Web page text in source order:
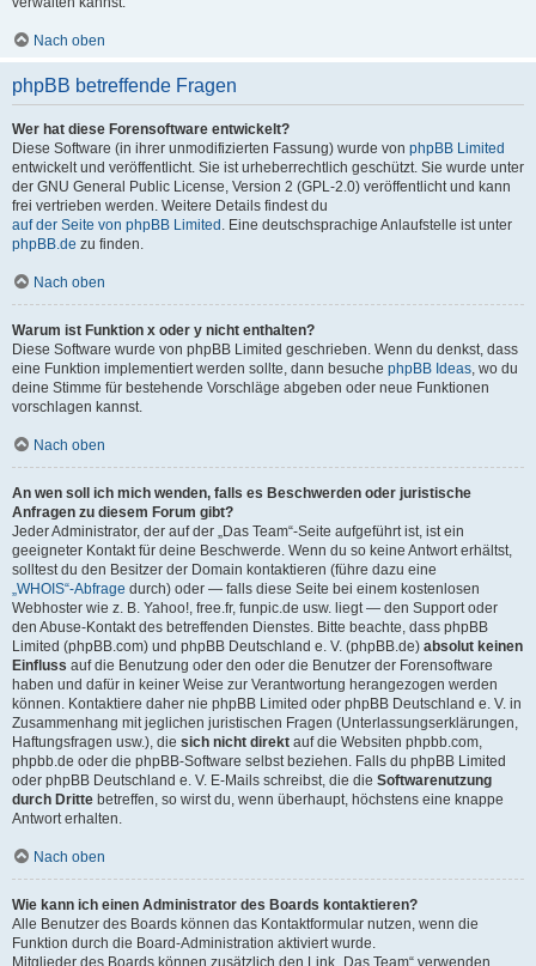
Nach oben
phpBB betreffende Fragen
Wer hat diese Forensoftware entwickelt?
Diese Software (in ihrer unmodifizierten Fassung) wurde von phpBB Limited
entwickelt und veröffentlicht. Sie ist urheberrechtlich geschützt. Sie wurde unter
der GNU General Public License, Version 2 (GPL-2.0) veröffentlicht und kann
frei vertrieben werden. Weitere Details findest du
auf der Seite von phpBB Limited . Eine deutschsprachige Anlaufstelle ist unter
phpBB.de zu finden.
Nach oben
Warum ist Funktion x oder y nicht enthalten?
Diese Software wurde von phpBB Limited geschrieben. Wenn du denkst, dass
eine Funktion implementiert werden sollte, dann besuche phpBB Ideas, wo du
deine Stimme für bestehende Vorschläge abgeben oder neue Funktionen
vorschlagen kannst.
Nach oben
An wen soll ich mich wenden, falls es Beschwerden oder juristische
Anfragen zu diesem Forum gibt?
Jeder Administrator, der auf der „Das Team“-Seite aufgeführt ist, ist ein
geeigneter Kontakt für deine Beschwerde. Wenn du so keine Antwort erhältst,
solltest du den Besitzer der Domain kontaktieren (führe dazu eine
„WHOIS“-Abfrage durch) oder — falls diese Seite bei einem kostenlosen
Webhoster wie z. B. Yahoo!, free.fr, funpic.de usw. liegt — den Support oder
den Abuse-Kontakt des betreffenden Dienstes. Bitte beachte, dass phpBB
Limited (phpBB.com) und phpBB Deutschland e. V. (phpBB.de) absolut keinen
Einfluss auf die Benutzung oder den oder die Benutzer der Forensoftware
haben und dafür in keiner Weise zur Verantwortung herangezogen werden
können. Kontaktiere daher nie phpBB Limited oder phpBB Deutschland e. V. in
Zusammenhang mit jeglichen juristischen Fragen (Unterlassungserklärungen,
Haftungsfragen usw.), die sich nicht direkt auf die Websiten phpbb.com,
phpbb.de oder die phpBB-Software selbst beziehen. Falls du phpBB Limited
oder phpBB Deutschland e. V. E-Mails schreibst, die die Softwarenutzung
durch Dritte betreffen, so wirst du, wenn überhaupt, höchstens eine knappe
Antwort erhalten.
Nach oben
Wie kann ich einen Administrator des Boards kontaktieren?
Alle Benutzer des Boards können das Kontaktformular nutzen, wenn die
Funktion durch die Board-Administration aktiviert wurde.
Mitglieder des Boards können zusätzlich den Link „Das Team“ verwenden.